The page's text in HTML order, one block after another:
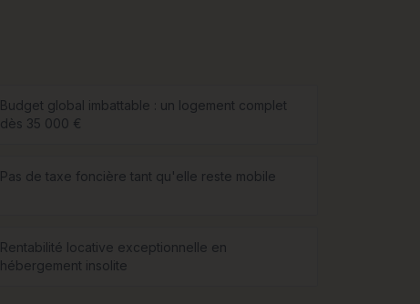
Budget global imbattable : un logement complet
dès 35 000 €
Pas de taxe foncière tant qu'elle reste mobile
Rentabilité locative exceptionnelle en
hébergement insolite